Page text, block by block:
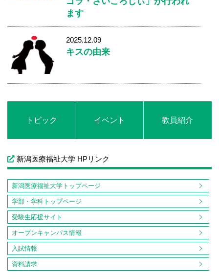
ます
2025.12.09
キスの由来
トピック イベント 教員紹介
新潟医療福祉大学 HPリンク
新潟医療福祉大学トップページ
学部・学科トップページ
受験生応援サイト
オープンキャンパス情報
入試情報
資料請求